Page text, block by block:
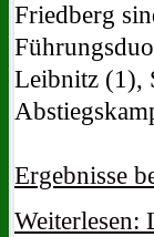
Friedberg
Leibnitz (1),
Ergebnisse
Weiterlesen: